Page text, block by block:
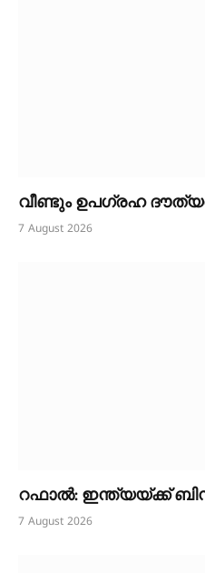
വീണ്ടും ഉപഗ്രഹ
7 August 2026
റഫാൽ: ഇന്ത്യയ്ക്ക്
7 August 2026